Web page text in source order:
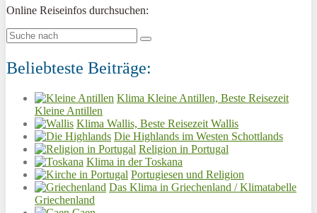
Online Reiseinfos durchsuchen:
Beliebteste Beiträge:
Klima Kleine Antillen, Beste Reisezeit
Kleine Antillen
Klima Wallis, Beste Reisezeit Wallis
Die Highlands im Westen Schottlands
Religion in Portugal
Klima in der Toskana
Portugiesen und Religion
Das Klima in Griechenland / Klimatabelle
Griechenland